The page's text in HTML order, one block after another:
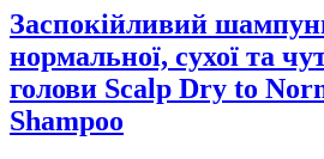
Заспокійливий
нормальної, сухої та
голови Scalp Dry to
Shampoo